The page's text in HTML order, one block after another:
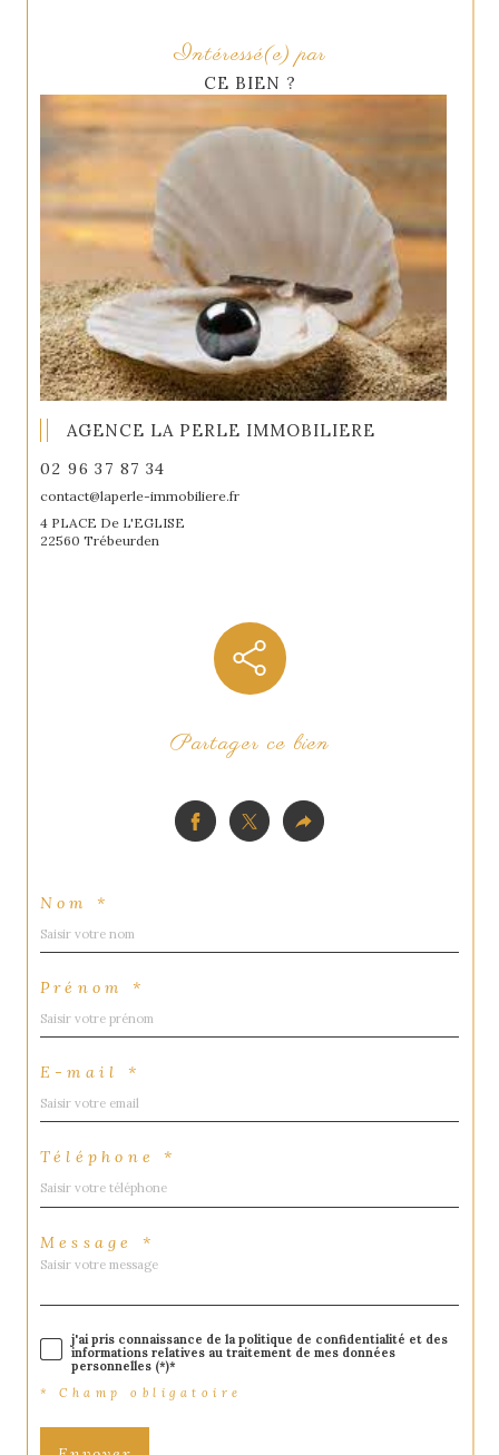
Intéressé(e) par
CE BIEN ?
AGENCE LA PERLE IMMOBILIERE
02 96 37 87 34
contact@laperle-immobiliere.fr
4 PLACE De L'EGLISE
22560 Trébeurden
Partager ce bien
Nom *
Prénom *
E-mail *
Téléphone *
Message *
j'ai pris connaissance de la politique de confidentialité et des
informations relatives au traitement de mes données
personnelles (*)*
* Champ obligatoire